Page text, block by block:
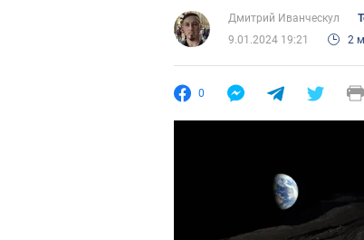
Дмитрий Иванческул
9.01.2024 19:21
2
0